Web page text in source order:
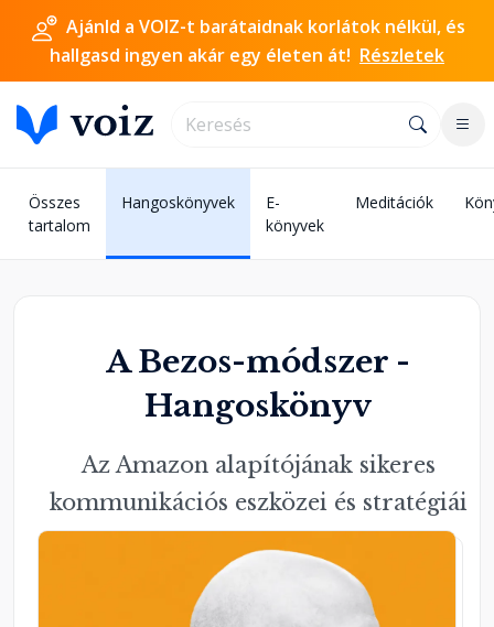
Ajánld a VOIZ-t barátaidnak korlátok nélkül, és
hallgasd ingyen akár egy életen át! Részletek
Összes
tartalom
Hangoskönyvek
E-
könyvek
Meditációk
A Bezos-módszer -
Hangoskönyv
Az Amazon alapítójának sikeres
kommunikációs eszközei és stratégiái